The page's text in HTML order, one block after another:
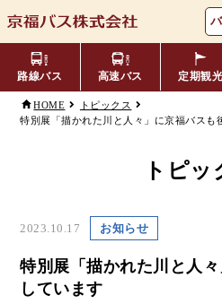
路線バス
季節・特別運行バス
高速バス 定期観光
キャッシュレス対応
HOME
トピックス
特別展「描かれた川と人々」に京福バスも
トピッ
2023.10.17 お知らせ
特別展「描かれた川と人
しています